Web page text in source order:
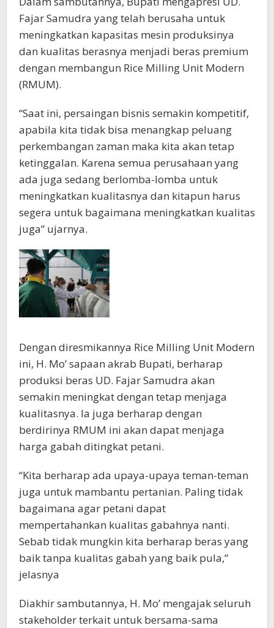
Fajar Samudra yang telah berusaha untuk
meningkatkan kapasitas mesin produksinya
dan kualitas berasnya menjadi beras premium
dengan membangun Rice Milling Unit Modern
(RMUM).
“Saat ini, persaingan bisnis semakin kompetitif,
apabila kita tidak bisa menangkap peluang
perkembangan zaman maka kita akan tetap
ketinggalan. Karena semua perusahaan yang
ada juga sedang berlomba-lomba untuk
meningkatkan kualitasnya dan kitapun harus
segera untuk bagaimana meningkatkan kualitas
juga” ujarnya.
Dengan diresmikannya Rice Milling Unit Modern
ini, H. Mo’ sapaan akrab Bupati, berharap
produksi beras UD. Fajar Samudra akan
semakin meningkat dengan tetap menjaga
kualitasnya. Ia juga berharap dengan
berdirinya RMUM ini akan dapat menjaga
harga gabah ditingkat petani.
“Kita berharap ada upaya-upaya teman-teman
juga untuk mambantu pertanian. Paling tidak
bagaimana agar petani dapat
mempertahankan kualitas gabahnya nanti.
Sebab tidak mungkin kita berharap beras yang
baik tanpa kualitas gabah yang baik pula,”
jelasnya
Diakhir sambutannya, H. Mo’ mengajak seluruh
stakeholder terkait untuk bersama-sama